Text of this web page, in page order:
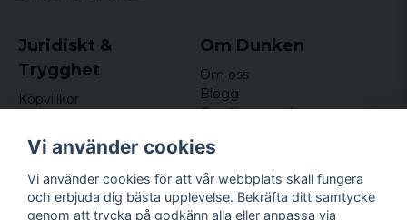
Juridiskt &
Trygghet
Köpvillkor
Om cookies
Om Dunken
Om oss
Blogg
Omdömen och
Nyhetsbrev
Kundklubb
Företagsuppgifter
Vi använder cookies
Vi använder cookies för att vår webbplats skall fungera
och erbjuda dig bästa upplevelse. Bekräfta ditt samtycke
genom att trycka på godkänn alla eller anpassa via